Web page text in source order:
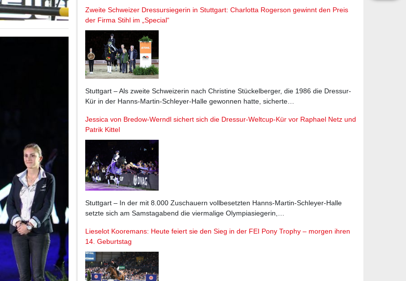
Zweite Schweizer Dressursiegerin in Stuttgart: Charlotta Rogerson gewinnt den Preis
der Firma Stihl im „Special“
Stuttgart – Als zweite Schweizerin nach Christine Stückelberger, die 1986 die Dressur-
Kür in der Hanns-Martin-Schleyer-Halle gewonnen hatte, sicherte…
Jessica von Bredow-Werndl sichert sich die Dressur-Weltcup-Kür vor Raphael Netz und
Patrik Kittel
Stuttgart – In der mit 8.000 Zuschauern vollbesetzten Hanns-Martin-Schleyer-Halle
setzte sich am Samstagabend die viermalige Olympiasiegerin,…
Lieselot Kooremans: Heute feiert sie den Sieg in der FEI Pony Trophy – morgen ihren
14. Geburtstag